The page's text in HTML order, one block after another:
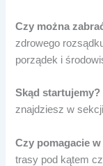
Czy można
zdrowego
porządek i
Skąd startujemy?
znajdziesz w sekcji
Czy pomagacie
trasy pod kątem